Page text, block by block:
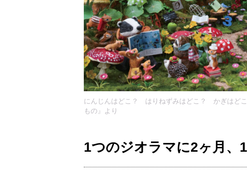
にんじんはどこ？ はりねずみはどこ？ かぎはど
もの』より
1つのジオラマに2ヶ月、